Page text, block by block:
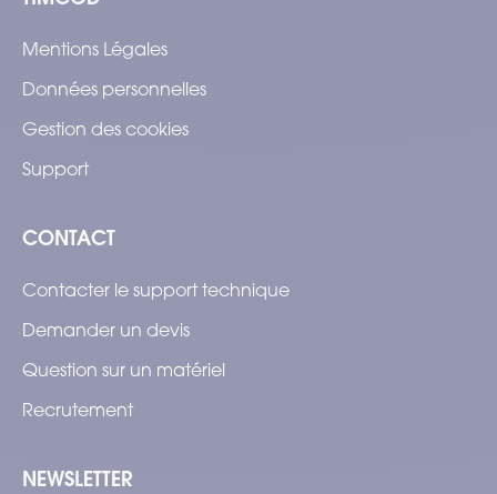
Mentions Légales
Données personnelles
Gestion des cookies
Support
CONTACT
Contacter le support technique
Demander un devis
Question sur un matériel
Recrutement
NEWSLETTER